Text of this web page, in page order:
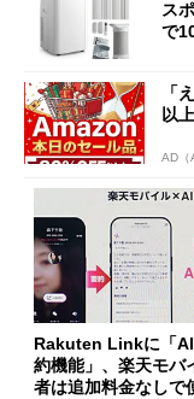
ス
で
「
以
AD（
Rakuten Linkに「
約機能」、楽天モバ
者は追加料金なしで